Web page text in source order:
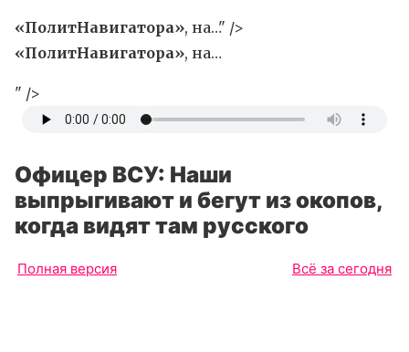
«ПолитНавигатора», на…" />
«ПолитНавигатора», на…
" />
Офицер ВСУ: Наши
выпрыгивают и бегут из окопов,
когда видят там русского
Полная версия Всё за сегодня